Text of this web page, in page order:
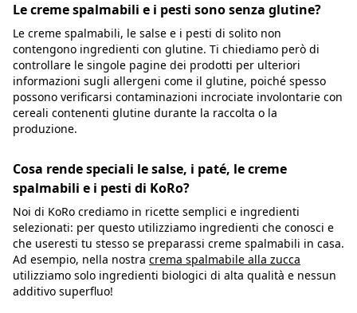
Le creme spalmabili e i pesti sono senza glutine?
Le creme spalmabili, le salse e i pesti di solito non
contengono ingredienti con glutine. Ti chiediamo però di
controllare le singole pagine dei prodotti per ulteriori
informazioni sugli allergeni come il glutine, poiché spesso
possono verificarsi contaminazioni incrociate involontarie con
cereali contenenti glutine durante la raccolta o la
produzione.
Cosa rende speciali le salse, i paté, le creme
spalmabili e i pesti di KoRo?
Noi di KoRo crediamo in ricette semplici e ingredienti
selezionati: per questo utilizziamo ingredienti che conosci e
che useresti tu stesso se preparassi creme spalmabili in casa.
Ad esempio, nella nostra crema spalmabile alla zucca
utilizziamo solo ingredienti biologici di alta qualità e nessun
additivo superfluo!